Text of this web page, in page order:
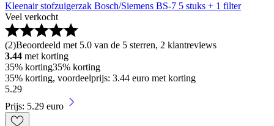
Kleenair stofzuigerzak Bosch/Siemens BS-7 5 stuks + 1 filter
Veel verkocht
(2)Beoordeeld met 5.0 van de 5 sterren, 2 klantreviews
3.44 met korting
35% korting35% korting
35% korting, voordeelprijs: 3.44 euro met korting
5.29
Prijs: 5.29 euro